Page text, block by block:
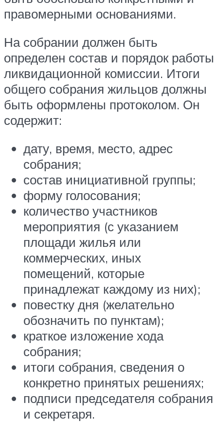
правомерными основаниями.
На собрании должен быть
определен состав и порядок работы
ликвидационной комиссии. Итоги
общего собрания жильцов должны
быть оформлены протоколом. Он
содержит:
дату, время, место, адрес
собрания;
состав инициативной группы;
форму голосования;
количество участников
мероприятия (с указанием
площади жилья или
коммерческих, иных
помещений, которые
принадлежат каждому из них);
повестку дня (желательно
обозначить по пунктам);
краткое изложение хода
собрания;
итоги собрания, сведения о
конкретно принятых решениях;
подписи председателя собрания
и секретаря.